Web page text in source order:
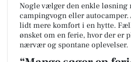
Nogle vælger den enkle løsning
campingvogn eller autocamper.
lidt mere komfort i en hytte.
ønsket om en ferie, hvor der er
nærvær og spontane oplevelser.